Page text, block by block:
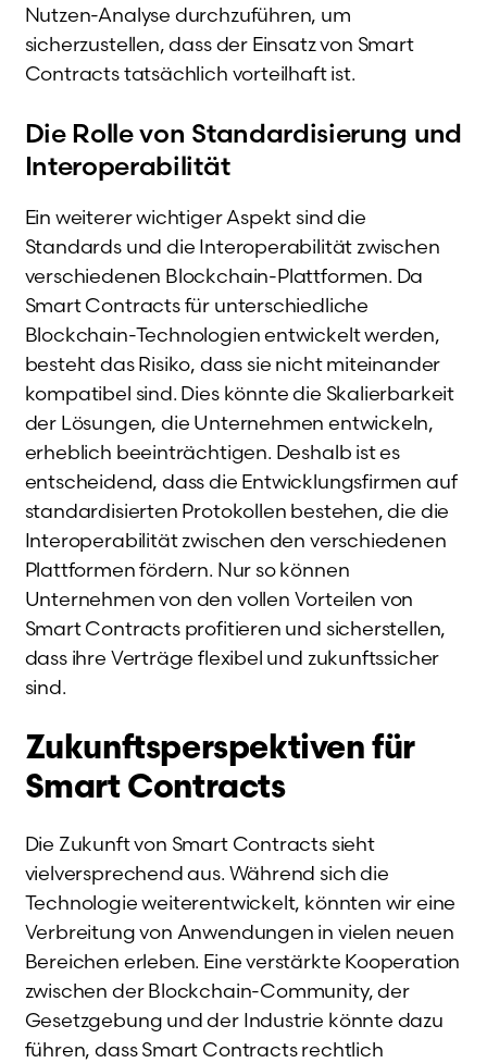
Nutzen-Analyse durchzuführen, um
sicherzustellen, dass der Einsatz von Smart
Contracts tatsächlich vorteilhaft ist.
Die Rolle von Standardisierung und
Interoperabilität
Ein weiterer wichtiger Aspekt sind die
Standards und die Interoperabilität zwischen
verschiedenen Blockchain-Plattformen. Da
Smart Contracts für unterschiedliche
Blockchain-Technologien entwickelt werden,
besteht das Risiko, dass sie nicht miteinander
kompatibel sind. Dies könnte die Skalierbarkeit
der Lösungen, die Unternehmen entwickeln,
erheblich beeinträchtigen. Deshalb ist es
entscheidend, dass die Entwicklungsfirmen auf
standardisierten Protokollen bestehen, die die
Interoperabilität zwischen den verschiedenen
Plattformen fördern. Nur so können
Unternehmen von den vollen Vorteilen von
Smart Contracts profitieren und sicherstellen,
dass ihre Verträge flexibel und zukunftssicher
sind.
Zukunftsperspektiven für
Smart Contracts
Die Zukunft von Smart Contracts sieht
vielversprechend aus. Während sich die
Technologie weiterentwickelt, könnten wir eine
Verbreitung von Anwendungen in vielen neuen
Bereichen erleben. Eine verstärkte Kooperation
zwischen der Blockchain-Community, der
Gesetzgebung und der Industrie könnte dazu
führen, dass Smart Contracts rechtlich